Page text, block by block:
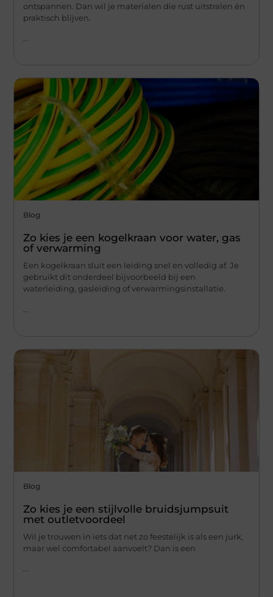
ontspannen. Dan wil je materialen die rust uitstralen én
praktisch blijven.
Blog
Zo kies je een kogelkraan voor water, gas
of verwarming
Een kogelkraan sluit een leiding snel en volledig af. Je
gebruikt dit onderdeel bijvoorbeeld bij een
waterleiding, gasleiding of verwarmingsinstallatie.
Blog
Zo kies je een stijlvolle bruidsjumpsuit
met outletvoordeel
Wil je trouwen in iets dat net zo feestelijk is als een jurk,
maar wel comfortabel aanvoelt? Dan is een